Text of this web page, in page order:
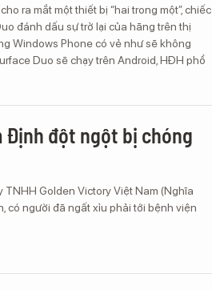
ra mắt một thiết bị “hai trong một”, chiếc
đánh dấu sự trở lại của hãng trên thị
Windows Phone có vẻ như sẽ không
Duo sẽ chạy trên Android, HĐH phổ
Định đột ngột bị chóng
Golden Victory Việt Nam (Nghĩa
có người đã ngất xỉu phải tới bệnh viện